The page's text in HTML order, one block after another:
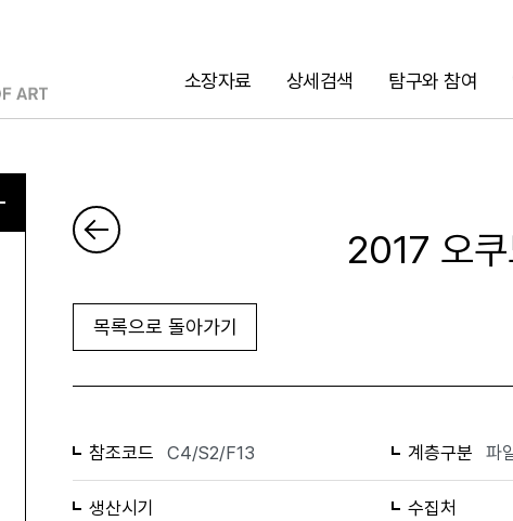
소장자료 상세검색 탐구와 참여
검색
2017 오쿠
목록으로 돌아가기
참조코드 C4/S2/F13 계층구분 파
생산시기 수집처